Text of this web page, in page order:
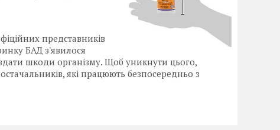
представників
БАД з'явилося
шкоди організму. Щоб уникнути цього,
які працюють безпосередньо з